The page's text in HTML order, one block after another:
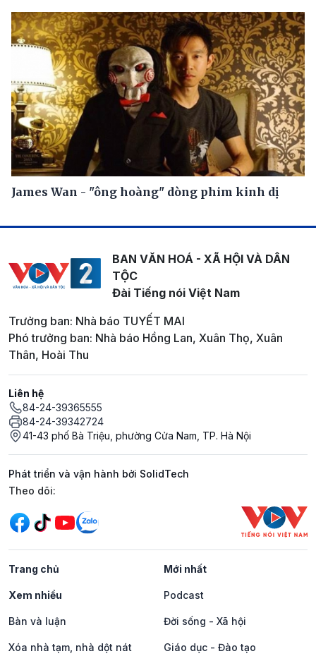
James Wan - "ông hoàng" dòng phim kinh dị
BAN VĂN HOÁ - XÃ HỘI VÀ DÂN
TỘC
Đài Tiếng nói Việt Nam
Trưởng ban: Nhà báo TUYẾT MAI
Phó trưởng ban: Nhà báo Hồng Lan, Xuân Thọ, Xuân
Thân, Hoài Thu
Liên hệ
84-24-39365555
84-24-39342724
41-43 phố Bà Triệu, phường Cửa Nam, TP. Hà Nội
Phát triển và vận hành bởi SolidTech
Mạng xã hội
Theo dõi:
Trang chủ Mới nhất
Xem nhiều Podcast
Bàn và luận Đời sống - Xã hội
Xóa nhà tạm, nhà dột nát Giáo dục - Đào tạo